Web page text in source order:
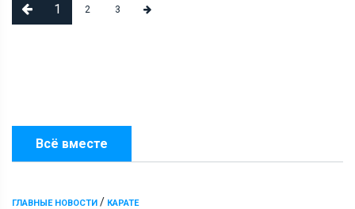
Всё вместе
ГЛАВНЫЕ НОВОСТИ / КАРАТЕ
1 2 3